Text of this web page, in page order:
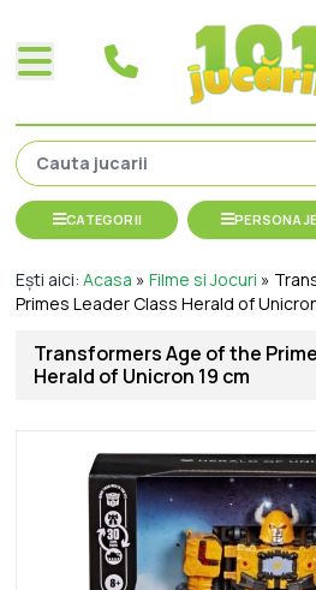
CATEGORII PERSONAJE
Ești aici:Acasa »Filme si Jocuri »
Primes Leader Class Herald of
Transformers Age of the
Herald of Unicron 19 cm